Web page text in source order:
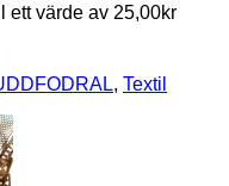
ett värde av 25,00kr
, Textil